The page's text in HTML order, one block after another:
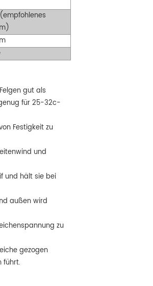
gut als
für 25-32c-
Festigkeit zu
und
und hält sie bei
außen wird
zu
gezogen
führt.